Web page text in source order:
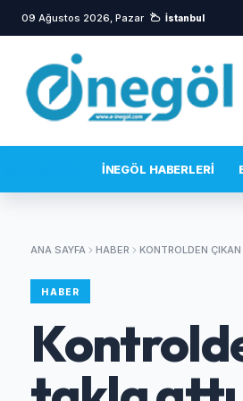
09 Ağustos 2026, Pazar
İNEGÖL HABERLERI
ANA SAYFA HABER KONTROLDEN
HABER